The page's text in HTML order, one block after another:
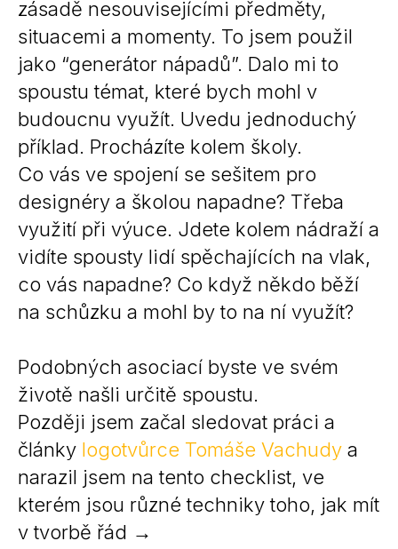
zásadě nesouvisejícími předměty,
situacemi a momenty. To jsem použil
jako “generátor nápadů”. Dalo mi to
spoustu témat, které bych mohl v
budoucnu využít. Uvedu jednoduchý
příklad. Procházíte kolem školy.
Co vás ve spojení se sešitem pro
designéry a školou napadne? Třeba
využití při výuce. Jdete kolem nádraží a
vidíte spousty lidí spěchajících na vlak,
co vás napadne? Co když někdo běží
na schůzku a mohl by to na ní využít?
Podobných asociací byste ve svém
životě našli určitě spoustu.
Později jsem začal sledovat práci a
články logotvůrce Tomáše Vachudy a
narazil jsem na tento checklist, ve
kterém jsou různé techniky toho, jak mít
v tvorbě řád →